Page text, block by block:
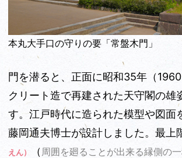
本丸大手口の守りの要「常盤木門」
門を潜ると、正面に昭和35年（
クリート造で再建された天守閣の雄
す。江戸時代に造られた模型や図面
藤岡通夫博士が設計しました。最上
えん）
（ 周囲を廻ることが出来る縁側の